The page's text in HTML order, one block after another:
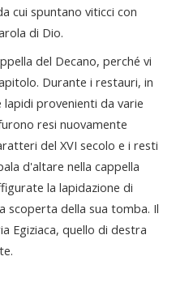
cui spuntano viticci con
di Dio.
del Decano, perché vi
Durante i restauri, in
provenienti da varie
resi nuovamente
del XVI secolo e i resti
d'altare nella cappella
la lapidazione di
scoperta della sua tomba. Il
Egiziaca, quello di destra